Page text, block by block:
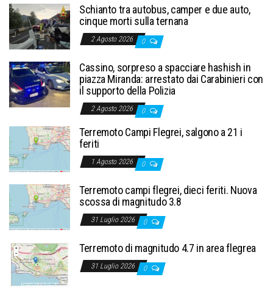
Schianto tra autobus, camper e due auto,
cinque morti sulla ternana
2 Agosto 2026 0
Cassino, sorpreso a spacciare hashish in
piazza Miranda: arrestato dai Carabinieri con
il supporto della Polizia
2 Agosto 2026 0
Terremoto Campi Flegrei, salgono a 21 i
feriti
1 Agosto 2026 0
Terremoto campi flegrei, dieci feriti. Nuova
scossa di magnitudo 3.8
31 Luglio 2026 0
Terremoto di magnitudo 4.7 in area flegrea
31 Luglio 2026 0